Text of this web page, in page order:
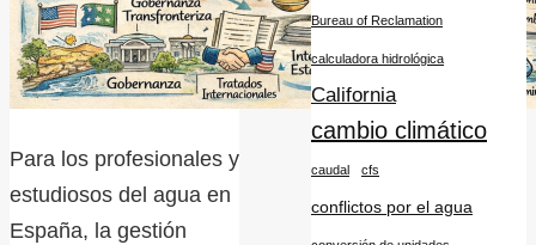
Para los profesionales y
estudiosos del agua en
España, la gestión
Bureau of Reclamation
calculadora hidrológica
California
cambio climático
caudal cfs
conflictos por el agua